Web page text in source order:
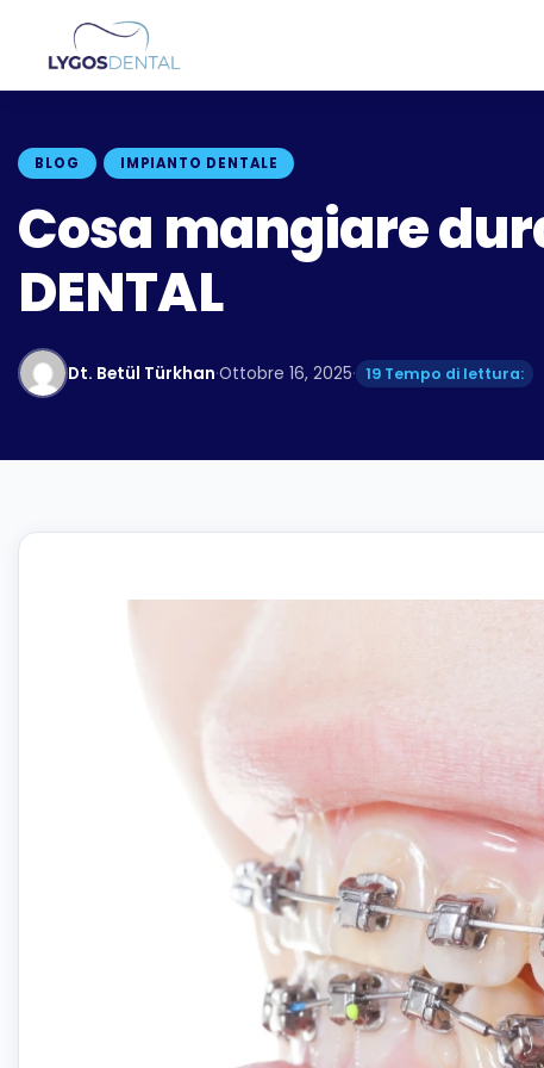
BLOG IMPIANTO DENTALE
Cosa mangiare
DENTAL
Dt. Betül Türkhan·Ottobre 16, 2025· 19 Tempo di lettura: